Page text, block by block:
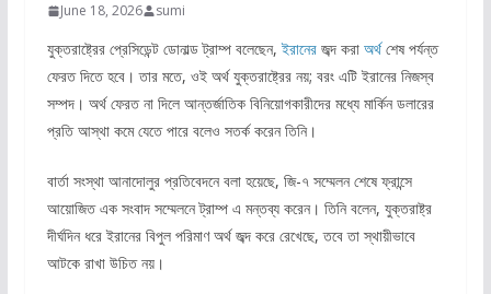
June 18, 2026 sumi
যুক্তরাষ্ট্রের প্রেসিডেন্ট ডোনাল্ড ট্রাম্প বলেছেন, ইরানেরজব্দ করা অর্থশেষ পর্যন্ত
ফেরত দিতে হবে। তার মতে, ওই অর্থ যুক্তরাষ্ট্রের নয়; বরং এটি ইরানের নিজস্ব
সম্পদ। অর্থ ফেরত না দিলে আন্তর্জাতিক বিনিয়োগকারীদের মধ্যে মার্কিন ডলারের
প্রতি আস্থা কমে যেতে পারে বলেও সতর্ক করেন তিনি।
বার্তা সংস্থা আনাদোলুর প্রতিবেদনে বলা হয়েছে, জি-৭ সম্মেলন শেষে ফ্রান্সে
আয়োজিত এক সংবাদ সম্মেলনে ট্রাম্প এ মন্তব্য করেন। তিনি বলেন, যুক্তরাষ্ট্র
দীর্ঘদিন ধরে ইরানের বিপুল পরিমাণ অর্থ জব্দ করে রেখেছে, তবে তা স্থায়ীভাবে
আটকে রাখা উচিত নয়।